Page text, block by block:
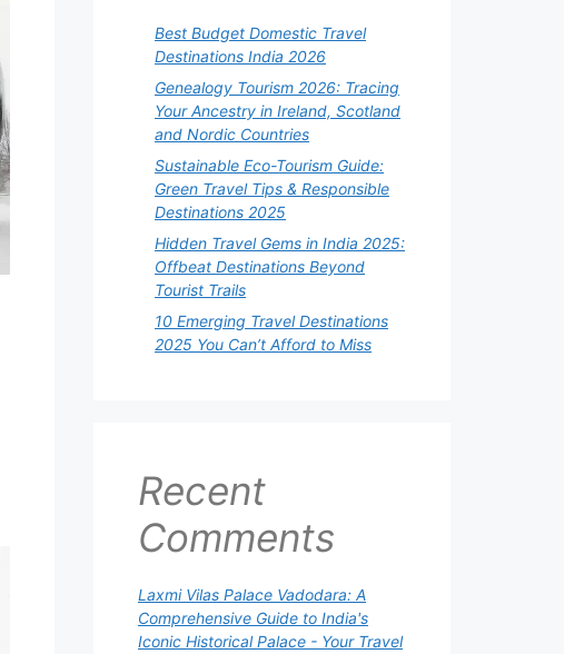
Best Budget Domestic Travel
Destinations India 2026
Genealogy Tourism 2026: Tracing
Your Ancestry in Ireland, Scotland
and Nordic Countries
Sustainable Eco-Tourism Guide:
Green Travel Tips & Responsible
Destinations 2025
Hidden Travel Gems in India 2025:
Offbeat Destinations Beyond
Tourist Trails
10 Emerging Travel Destinations
2025 You Can’t Afford to Miss
Recent
Comments
Laxmi Vilas Palace Vadodara: A
Comprehensive Guide to India's
Iconic Historical Palace - Your Travel